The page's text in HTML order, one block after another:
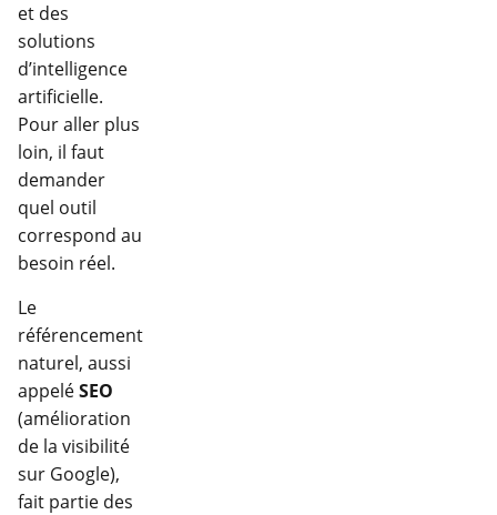
et des
solutions
d’intelligence
artificielle.
Pour aller plus
loin, il faut
demander
quel outil
correspond au
besoin réel.
Le
référencement
naturel, aussi
appeléSEO
(amélioration
de la visibilité
sur Google),
fait partie des